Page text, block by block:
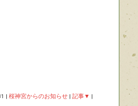
| 桜神宮からのお知らせ| 記事▼ |